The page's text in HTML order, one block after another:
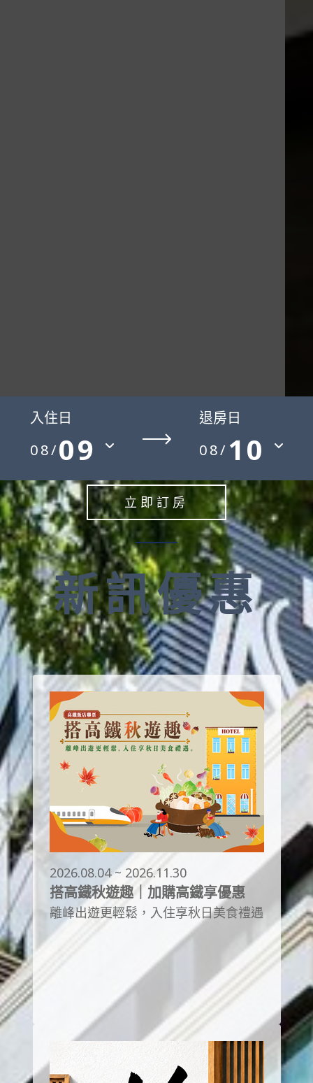
入住日
08/09
退房日
08/ 10
立即訂房
新訊優惠
2026.08.04 ~ 2026.11.30
搭高鐵秋遊趣｜加購高鐵享優惠
離峰出遊更輕鬆，入住享秋日美食禮遇